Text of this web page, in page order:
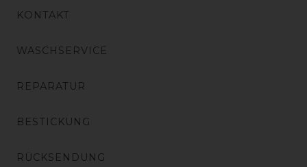
KONTAKT
WASCHSERVICE
REPARATUR
BESTICKUNG
RÜCKSENDUNG